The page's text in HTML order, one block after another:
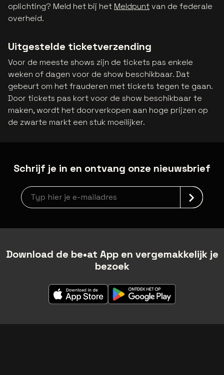
oplichting? Meld het bij het Meldpuntvan de federale
overheid.
Uitgestelde ticketverzending
Voor de meeste shows zijn de tickets pas enkele
weken of dagen voor de show beschikbaar. Dat
gebeurt om het frauderen met tickets tegen te gaan.
Door tickets pas kort voor de show beschikbaar te
maken, wordt het doorverkopen aan hoge prijzen op
de zwarte markt een stuk moeilijker.
Schrijf je in en ontvang onze nieuwsbrief
Nieuwsbrief aanmelding
Download de be•at App en vergemakkelijk je
bezoek